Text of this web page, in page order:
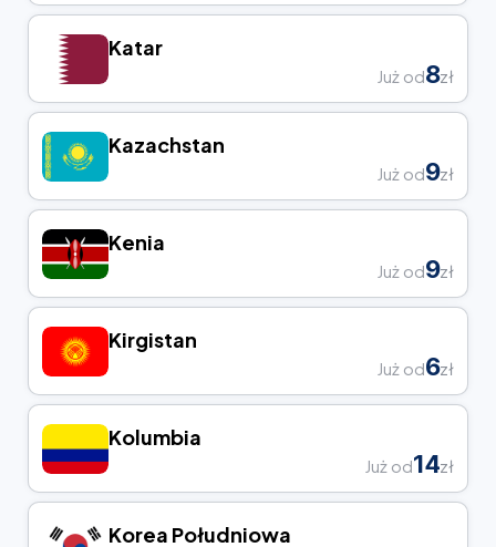
Katar
Już od8zł
Kazachstan
Już od9zł
Kenia
Już od9zł
Kirgistan
Już od6zł
Kolumbia
Już od14zł
Korea Południowa